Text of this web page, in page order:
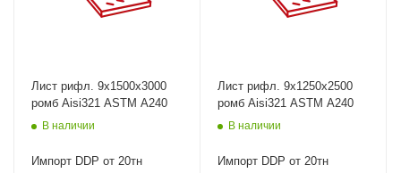
Лист рифл. 9x1500х3000
ромб Aisi321 ASTM A240
В наличии
Импорт DDP от 20тн
Лист рифл. 9x1250х2500
ромб Aisi321 ASTM A240
В наличии
Импорт DDP от 20тн